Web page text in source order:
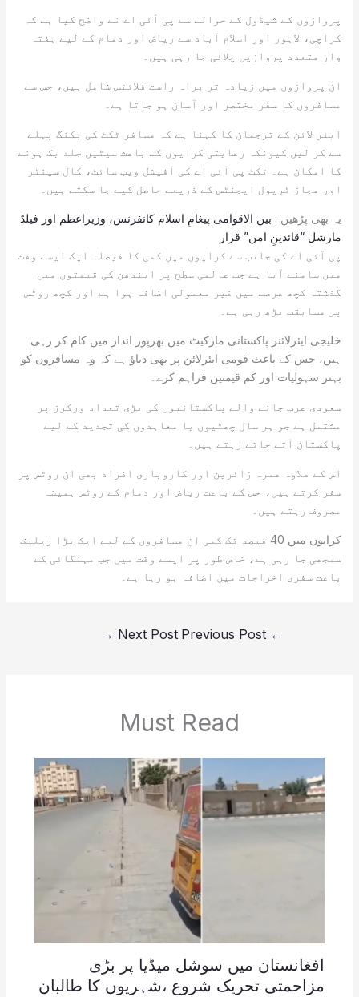
پروازوں کے شیڈول کے حوالے سے پی آئی اے نے واضح کیا ہے کہ
کراچی، لاہور اور اسلام آباد سے ریاض اور دمام کے لیے ہفتہ
وار متعدد پروازیں چلائی جا رہی ہیں۔
ان پروازوں میں زیادہ تر براہ راست فلائٹس شامل ہیں، جس سے
مسافروں کا سفر مختصر اور آسان ہو جاتا ہے۔
ایئر لائن کے ترجمان کا کہنا ہے کہ مسافر ٹکٹ کی بکنگ پہلے
سے کر لیں کیونکہ رعایتی کرایوں کے باعث سیٹیں جلد بک ہونے
کا امکان ہے۔ ٹکٹ پی آئی اے کی آفیشل ویب سائٹ، کال سینٹر
اور مجاز ٹریول ایجنٹس کے ذریعے حاصل کیے جا سکتے ہیں۔
یہ بھی پڑھیں : بین الاقوامی پیغامِ اسلام کانفرنس، وزیراعظم اور فیلڈ
مارشل “قائدینِ امن” قرار
پی آئی اے کی جانب سے کرایوں میں کمی کا فیصلہ ایک ایسے وقت
میں سامنے آیا ہے جب عالمی سطح پر ایندھن کی قیمتوں میں
گذشتہ کچھ عرصے میں غیر معمولی اضافہ ہوا ہے اور کچھ روٹس
پر مسابقت بڑھ رہی ہے۔
خلیجی ایئرلائنز پاکستانی مارکیٹ میں بھرپور انداز میں کام کر رہی
ہیں، جس کے باعث قومی ایئرلائن پر بھی دباؤ ہے کہ وہ مسافروں کو
بہتر سہولیات اور کم قیمتیں فراہم کرے۔
سعودی عرب جانے والے پاکستانیوں کی بڑی تعداد ورکرز پر
مشتمل ہے جو ہر سال چھٹیوں یا معاہدوں کی تجدید کے لیے
پاکستان آتے جاتے رہتے ہیں۔
اس کے علاوہ عمرہ زائرین اور کاروباری افراد بھی ان روٹس پر
سفر کرتے ہیں، جس کے باعث ریاض اور دمام کے روٹس ہمیشہ
مصروف رہتے ہیں۔
کرایوں میں 40 فیصد تک کمی ان مسافروں کے لیے ایک بڑا ریلیف
سمجھی جا رہی ہے، خاص طور پر ایسے وقت میں جب مہنگائی کے
باعث سفری اخراجات میں اضافہ ہو رہا ہے۔
←
Next Post
→
Must Read
افغانستان میں سوشل میڈیا پر بڑی
مزاحمتی تحریک شروع ،شہریوں کا طالبان